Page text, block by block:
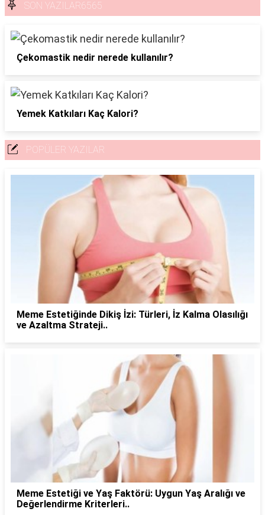
SON YAZILAR6565
Çekomastik nedir nerede kullanılır?
Yemek Katkıları Kaç Kalori?
POPÜLER YAZILAR
Meme Estetiğinde Dikiş İzi: Türleri, İz Kalma Olasılığı
ve Azaltma Strateji..
Meme Estetiği ve Yaş Faktörü: Uygun Yaş Aralığı ve
Değerlendirme Kriterleri..